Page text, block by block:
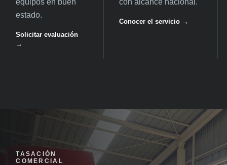
equipos en buen
estado.
Solicitar evaluación
→
con alcance nacional.
Conocer el servicio →
TASACIÓN
COMERCIAL